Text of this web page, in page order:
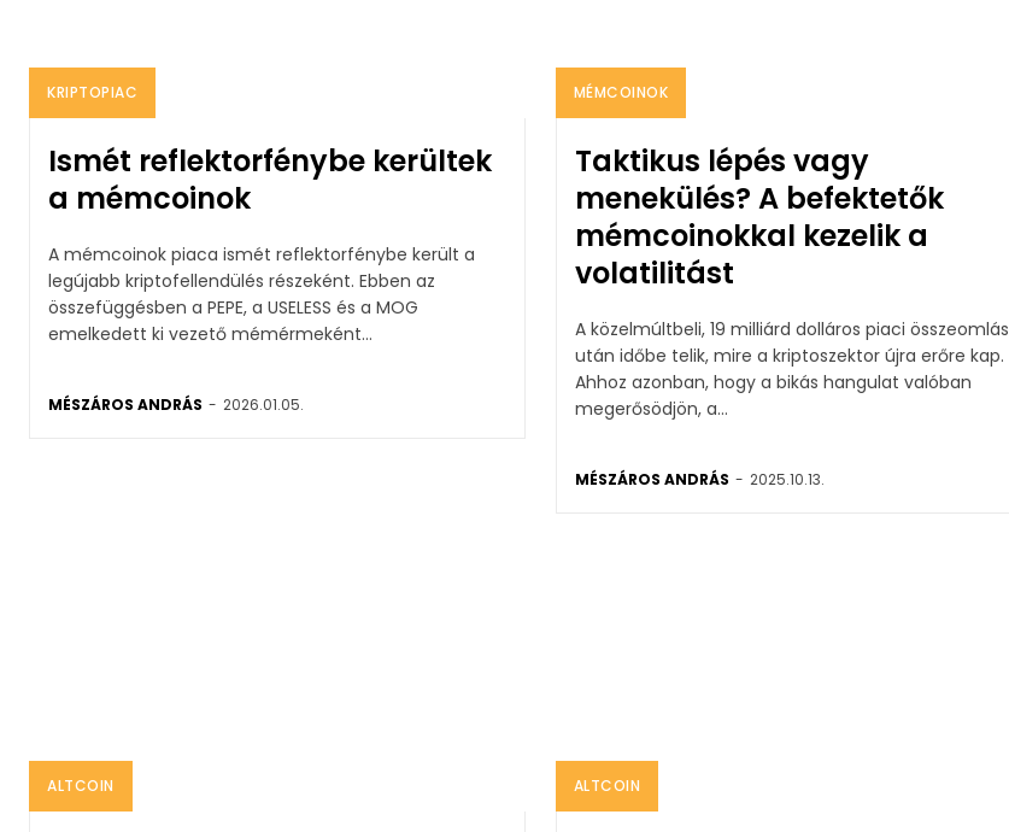
KRIPTOPIAC
Ismét reflektorfénybe kerültek
a mémcoinok
A mémcoinok piaca ismét reflektorfénybe került a
legújabb kriptofellendülés részeként. Ebben az
összefüggésben a PEPE, a USELESS és a MOG
emelkedett ki vezető mémérmeként...
MÉSZÁROS ANDRÁS - 2026.01.05.
MÉMCOINOK
Taktikus lépés vagy
menekülés? A befektetők
mémcoinokkal kezelik a
volatilitást
A közelmúltbeli, 19 milliárd dolláros piaci összeomlás
után időbe telik, mire a kriptoszektor újra erőre kap.
Ahhoz azonban, hogy a bikás hangulat valóban
megerősödjön, a...
MÉSZÁROS ANDRÁS - 2025.10.13.
ALTCOIN ALTCOIN